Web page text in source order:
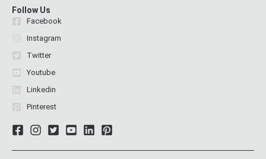
Follow Us
Facebook
Instagram
Twitter
Youtube
Linkedin
Pinterest